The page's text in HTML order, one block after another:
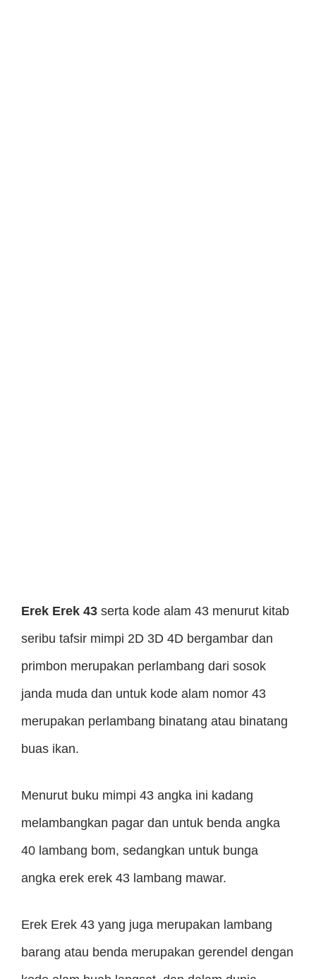
Erek Erek 43 serta kode alam 43 menurut kitab
seribu tafsir mimpi 2D 3D 4D bergambar dan
primbon merupakan perlambang dari sosok
janda muda dan untuk kode alam nomor 43
merupakan perlambang binatang atau binatang
buas ikan.
Menurut buku mimpi 43 angka ini kadang
melambangkan pagar dan untuk benda angka
40 lambang bom, sedangkan untuk bunga
angka erek erek 43 lambang mawar.
Erek Erek 43 yang juga merupakan lambang
barang atau benda merupakan gerendel dengan